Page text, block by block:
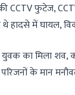
फुटेज,
हादसे में घायल,
का मिला शव,
के मान